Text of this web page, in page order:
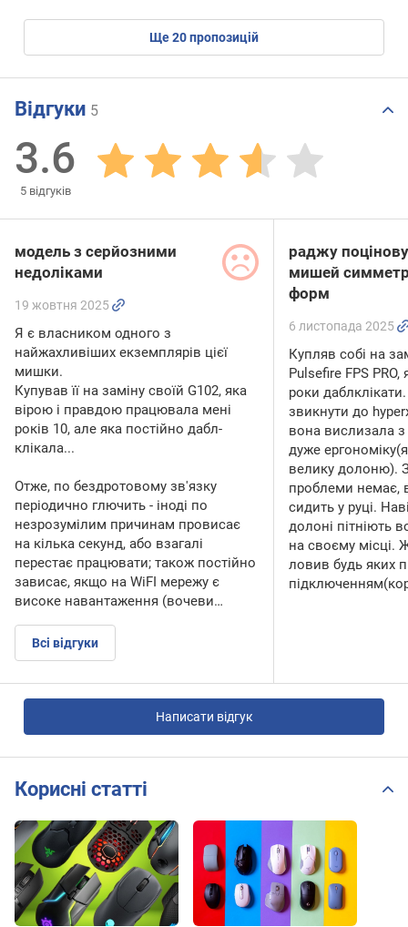
ще20пропозицій
Відгуки 5
3.6
5 відгуків
модель з серйозними
недоліками
19 жовтня 2025
Я є власником одного з
найжахливіших екземплярів цієї
мишки.
Купував її на заміну своїй G102, яка
вірою і правдою працювала мені
років 10, але яка постійно дабл-
клікала...
Отже, по бездротовому зв'язку
періодично глючить - іноді по
незрозумілим причинам провисає
на кілька секунд, або взагалі
перестає працювати; також постійно
зависає, якщо на WiFI мережу є
високе навантаження (вочеви…
Всі відгуки
раджу
мишей
форм
6 листопада 2025
Купляв собі на
Pulsefire FPS
роки
звикнути до
вона вислизала
дуже
велику долоню). З
проблеми немає,
сидить у руці.
долоні пітніють
на своєму місці.
ловив будь яких
Написати відгук
Корисні статті